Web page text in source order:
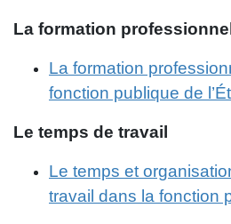
La formation
La formation
fonction publique de
Le temps de travail
Le temps et
travail dans la fonction